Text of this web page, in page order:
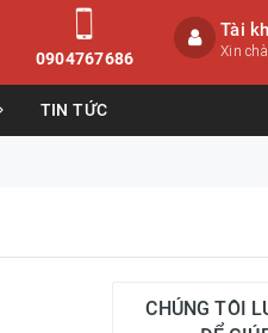
0904767686
Tài
Xin
TIN TỨC
CHÚNG TÔI